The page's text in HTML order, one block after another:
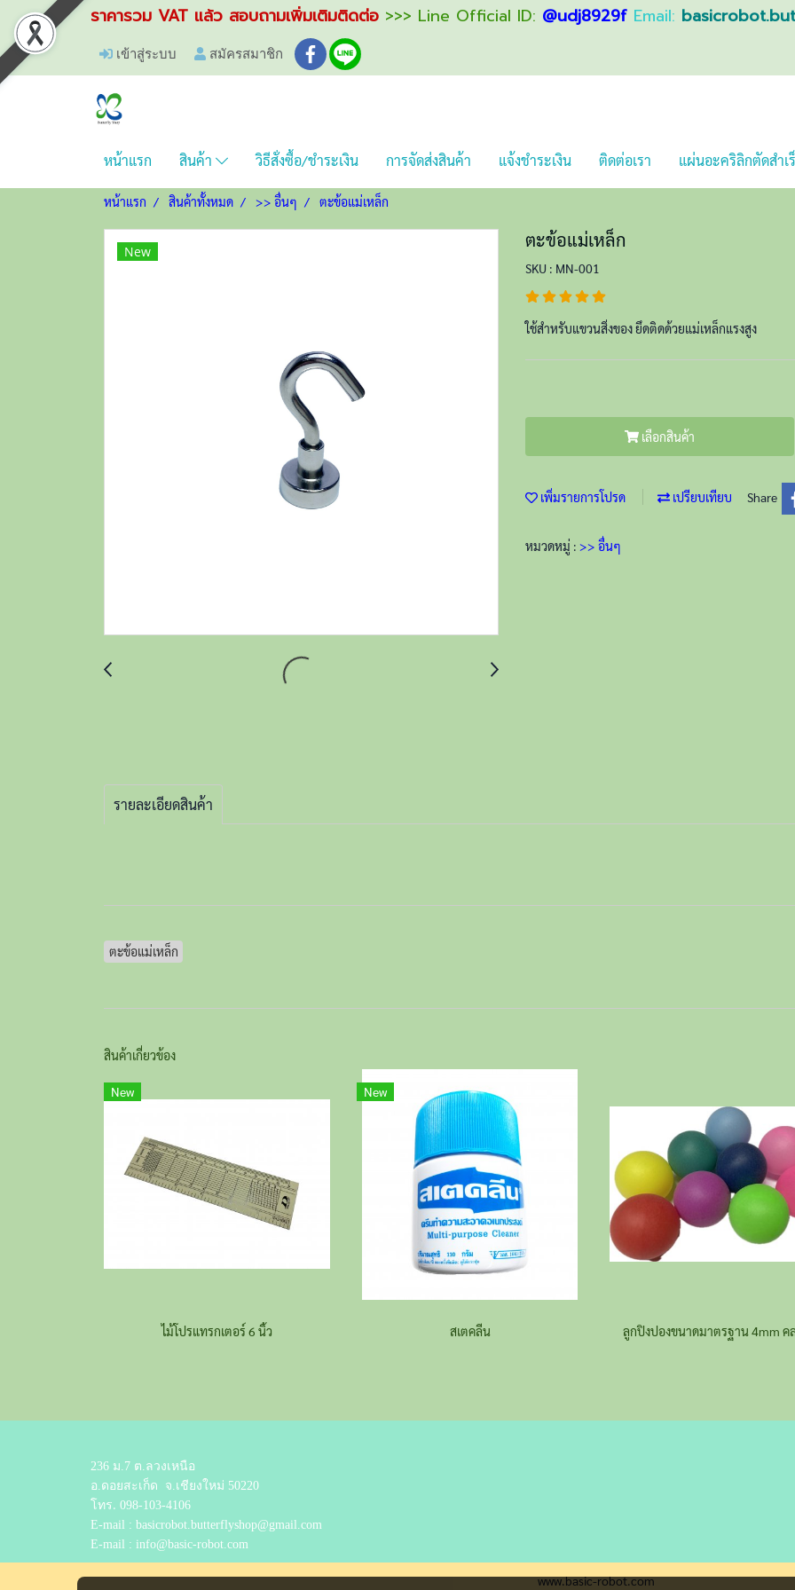
ราคารวม VAT แล้ว สอบถามเพิ่มเติมติดต่อ >>> Line Official ID: @udj8929f Email:
เข้าสู่ระบบ สมัครสมาชิก
หน้าแรก สินค้า วิธีสั่งซื้อ/ชำระเงิน การจัดส่งสินค้า แจ้งชำระเงิน ติดต่อเรา แผ่นอะคริลิกตัดสำเ
หน้าแรก สินค้าทั้งหมด >> อื่นๆ ตะข้อแม่เหล็ก
New
ตะข้อแม่เหล็ก
SKU : MN-001
ใช้สำหรับแขวนสิ่งของ ยึดติดด้วยแม่เหล็กแรงสูง
เลือกสินค้า
เพิ่มรายการโปรด เปรียบเทียบ Share
หมวดหมู่ : >> อื่นๆ
รายละเอียดสินค้า
ตะข้อแม่เหล็ก
สินค้าเกี่ยวข้อง
New
ไม้โปรแทรกเตอร์ 6 นิ้ว
New
สเตคลีน
236 ม.7 ต.ลวงเหนือ
อ.ดอยสะเก็ด จ.เชียงใหม่ 50220
โทร. 098-103-4106
E-mail : basicrobot.butterflyshop@gmail.com
E-mail : info@basic-robot.com
www.basic-robot.com